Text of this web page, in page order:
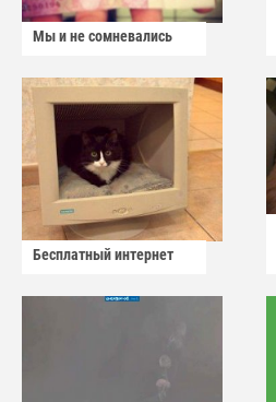
Мы и не сомневались
Бесплатный интернет